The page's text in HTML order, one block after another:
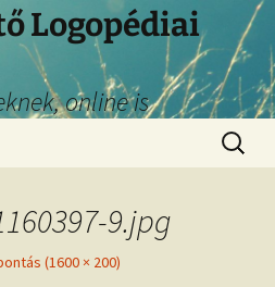
Logopédiai
online is
9.jpg
(1600 × 200)